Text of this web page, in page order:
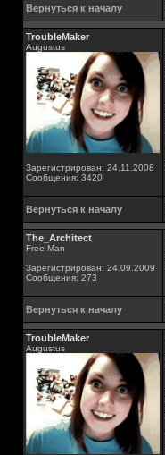
Вернуться к началу
TroubleMaker
Augustus
Зарегистрирован: 24.11.2008
Сообщения: 3420
Вернуться к началу
The_Architect
Free Man
Зарегистрирован: 24.09.2009
Сообщения: 273
Вернуться к началу
TroubleMaker
Augustus